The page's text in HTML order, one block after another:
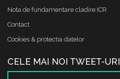
Nota de fundamentare cladire ICR
Contact
Cookies & protectia datelor
CELE MAI NOI TWEET-URI